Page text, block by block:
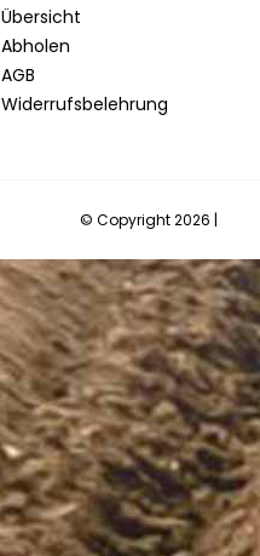
Übersicht
Abholen
AGB
Widerrufsbelehrung
© Copyright 2026 |